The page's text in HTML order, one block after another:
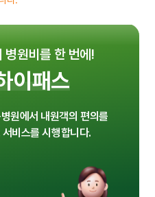
속
료
하이패스
병원비를 한 번에!
이패스
원에서 내원객의 편의를
비스를 시행합니다.